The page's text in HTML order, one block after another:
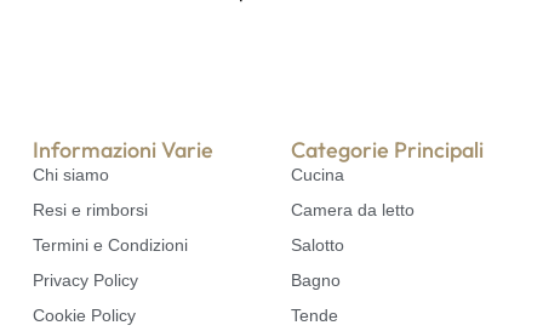
Informazioni Varie
Chi siamo
Resi e rimborsi
Termini e Condizioni
Privacy Policy
Cookie Policy
Categorie Principali
Cucina
Camera da letto
Salotto
Bagno
Tende